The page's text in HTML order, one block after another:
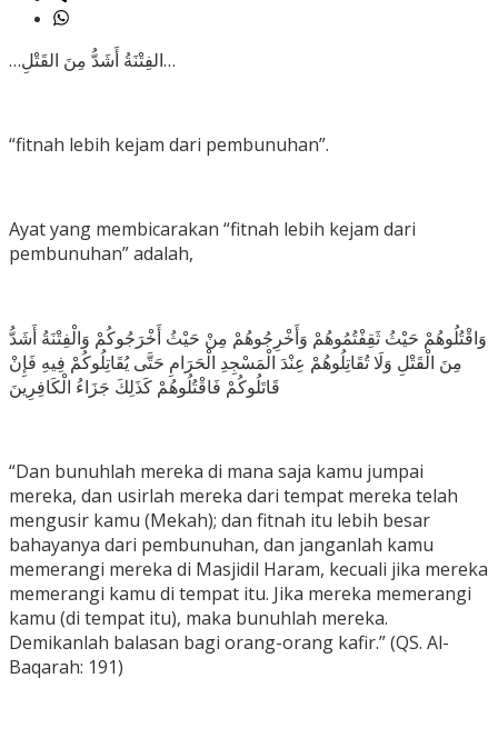
…الفِتْنَةُ أَشَدُّ مِنَ القَتْلِ…
“fitnah lebih kejam dari pembunuhan”.
Ayat yang membicarakan “fitnah lebih kejam dari
pembunuhan” adalah,
وَاقْتُلُوهُمْ حَيْثُ ثَقِفْتُمُوهُمْ وَأَخْرِجُوهُمْ مِنْ حَيْثُ أَخْرَجُوكُمْ وَالْفِتْنَةُ أَشَدُّ
مِنَ الْقَتْلِ وَلَا تُقَاتِلُوهُمْ عِنْدَ الْمَسْجِدِ الْحَرَامِ حَتَّى يُقَاتِلُوكُمْ فِيهِ فَإِنْ
قَاتَلُوكُمْ فَاقْتُلُوهُمْ كَذَلِكَ جَزَاءُ الْكَافِرِينَ
“Dan bunuhlah mereka di mana saja kamu jumpai
mereka, dan usirlah mereka dari tempat mereka telah
mengusir kamu (Mekah); dan fitnah itu lebih besar
bahayanya dari pembunuhan, dan janganlah kamu
memerangi mereka di Masjidil Haram, kecuali jika mereka
memerangi kamu di tempat itu. Jika mereka memerangi
kamu (di tempat itu), maka bunuhlah mereka.
Demikanlah balasan bagi orang-orang kafir.” (QS. Al-
Baqarah: 191)